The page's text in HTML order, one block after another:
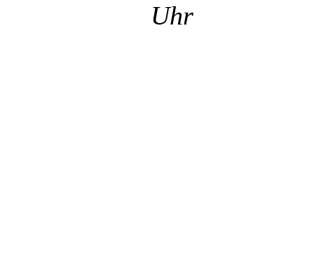
Uhr